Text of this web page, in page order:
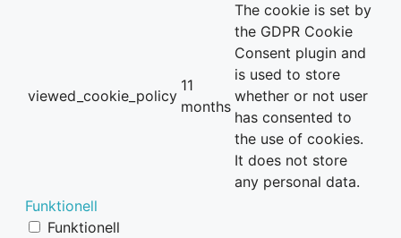
viewed_cookie_policy
11
months
The cookie is set by
the GDPR Cookie
Consent plugin and
is used to store
whether or not user
has consented to
the use of cookies.
It does not store
any personal data.
Funktionell
Funktionell